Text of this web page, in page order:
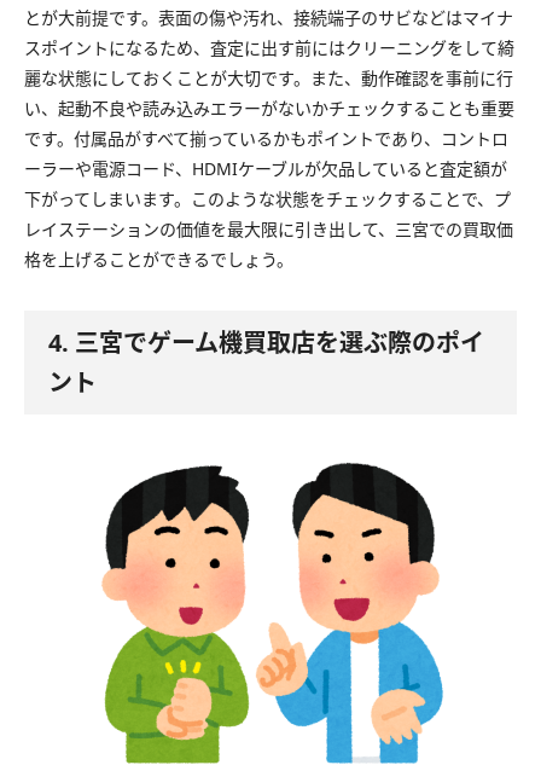
とが大前提です。表面の傷や汚れ、接続端子のサビなどはマイナ
スポイントになるため、査定に出す前にはクリーニングをして綺
麗な状態にしておくことが大切です。また、動作確認を事前に行
い、起動不良や読み込みエラーがないかチェックすることも重要
です。付属品がすべて揃っているかもポイントであり、コントロ
ーラーや電源コード、HDMIケーブルが欠品していると査定額が
下がってしまいます。このような状態をチェックすることで、プ
レイステーションの価値を最大限に引き出して、三宮での買取価
格を上げることができるでしょう。
4. 三宮でゲーム機買取店を選ぶ際のポイ
ント